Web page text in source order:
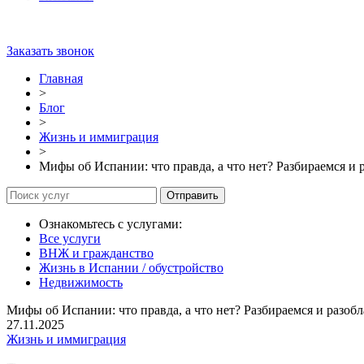
Заказать звонок
Главная
>
Блог
>
Жизнь и иммиграция
>
Мифы об Испании: что правда, а что нет? Разбираемся и
Ознакомьтесь с услугами:
Все услуги
ВНЖ и гражданство
Жизнь в Испании / обустройство
Недвижимость
Мифы об Испании: что правда, а что нет? Разбираемся и
27.11.2025
Жизнь и иммиграция